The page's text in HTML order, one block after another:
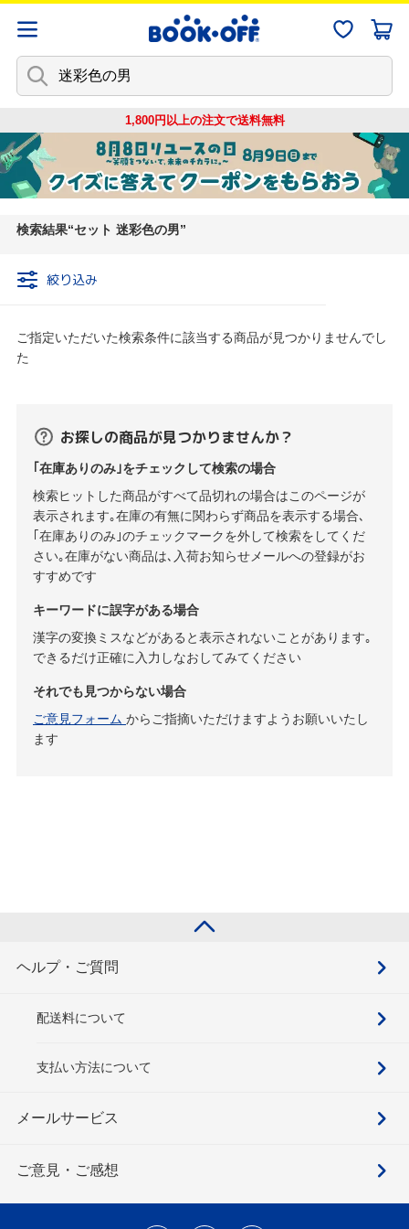
1,800円以上の注文で送料無料
検索結果 セット 迷彩色の男
絞り込み
ご指定いただいた検索条件に該当する商品が見つかりませんでし
た
お探しの商品が見つかりませんか？
｢在庫ありのみ｣をチェックして検索の場合
検索ヒットした商品がすべて品切れの場合はこのページが
表示されます｡在庫の有無に関わらず商品を表示する場合､
｢在庫ありのみ｣のチェックマークを外して検索をしてくだ
さい｡在庫がない商品は､入荷お知らせメールへの登録がお
すすめです
キーワードに誤字がある場合
漢字の変換ミスなどがあると表示されないことがあります｡
できるだけ正確に入力しなおしてみてください
それでも見つからない場合
ご意見フォーム からご指摘いただけますようお願いいたし
ます
ヘルプ・ご質問
配送料について
支払い方法について
メールサービス
ご意見・ご感想